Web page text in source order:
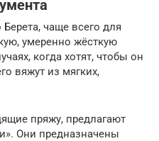
чаще всего для
умеренно жёсткую
когда хотят, чтобы он
вяжут из мягких,
пряжу, предлагают
Они предназначены